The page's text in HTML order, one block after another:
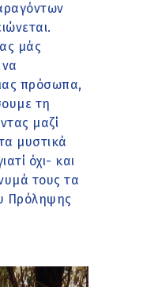
μάς
πρόσωπα,
τη
μαζί
μυστικά
όχι- και
τους τα
Πρόληψης